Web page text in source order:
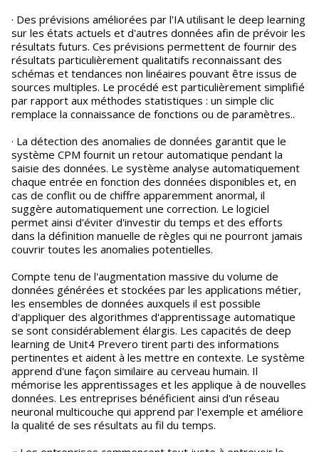
· Des prévisions améliorées par l'IA utilisant le deep learning
sur les états actuels et d'autres données afin de prévoir les
résultats futurs. Ces prévisions permettent de fournir des
résultats particulièrement qualitatifs reconnaissant des
schémas et tendances non linéaires pouvant être issus de
sources multiples. Le procédé est particulièrement simplifié
par rapport aux méthodes statistiques : un simple clic
remplace la connaissance de fonctions ou de paramètres..
· La détection des anomalies de données garantit que le
système CPM fournit un retour automatique pendant la
saisie des données. Le système analyse automatiquement
chaque entrée en fonction des données disponibles et, en
cas de conflit ou de chiffre apparemment anormal, il
suggère automatiquement une correction. Le logiciel
permet ainsi d'éviter d'investir du temps et des efforts
dans la définition manuelle de règles qui ne pourront jamais
couvrir toutes les anomalies potentielles.
Compte tenu de l'augmentation massive du volume de
données générées et stockées par les applications métier,
les ensembles de données auxquels il est possible
d'appliquer des algorithmes d'apprentissage automatique
se sont considérablement élargis. Les capacités de deep
learning de Unit4 Prevero tirent parti des informations
pertinentes et aident à les mettre en contexte. Le système
apprend d'une façon similaire au cerveau humain. Il
mémorise les apprentissages et les applique à de nouvelles
données. Les entreprises bénéficient ainsi d'un réseau
neuronal multicouche qui apprend par l'exemple et améliore
la qualité de ses résultats au fil du temps.